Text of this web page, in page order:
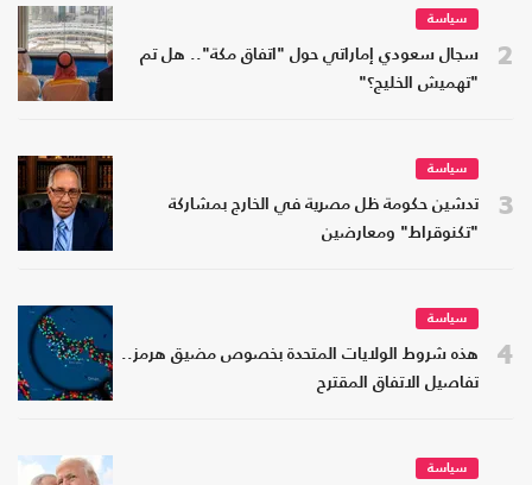
2
سياسة
سجال سعودي إماراتي حول "اتفاق مكة".. هل تم
"تهميش الخليج؟"
3
سياسة
تدشين حكومة ظل مصرية في الخارج بمشاركة
"تكنوقراط" ومعارضين
4
سياسة
هذه شروط الولايات المتحدة بخصوص مضيق هرمز..
تفاصيل الاتفاق المقترح
سياسة